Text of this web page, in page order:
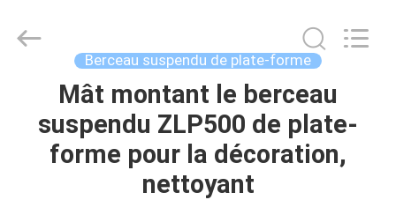
MAISON
PRODUITS
suspendue
Supplier.
Berceau suspendu de plate-forme
Mât montant le berceau
suspendu ZLP500 de plate-
forme pour la décoration,
nettoyant